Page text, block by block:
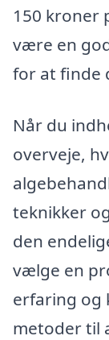
150 kroner
være en
for at finde
Når du
overveje,
teknikker
den
vælge en
erfaring og
metoder til